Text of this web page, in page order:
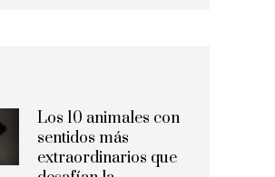
Los 10 animales con
sentidos más
extraordinarios que